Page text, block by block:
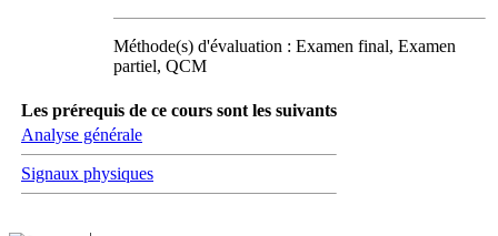
Méthode(s) d'évaluation : Examen final, Examen
partiel, QCM
Les prérequis de ce cours sont les suivants
Analyse générale
Signaux physiques